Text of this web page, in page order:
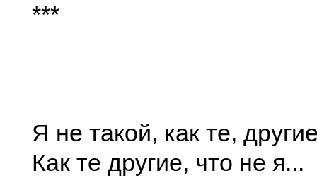
***
Я не такой, как те,
Как те другие, что не я...